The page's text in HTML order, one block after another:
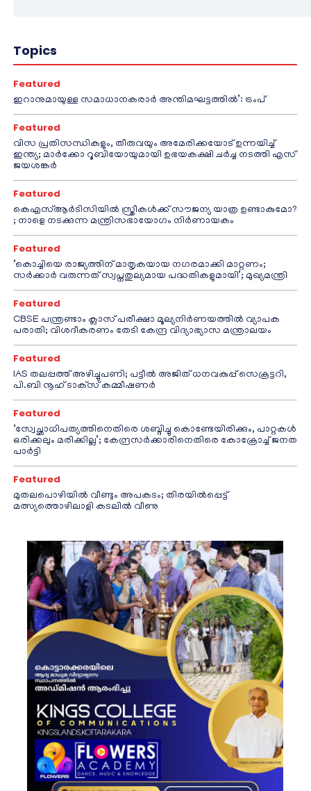
Topics
Featured
ഇറാനുമായുള്ള സമാധാനകരാർ അന്തിമഘട്ടത്തിൽ‌’: ട്രംപ്
Featured
വിസ പ്രതിസന്ധികളും, തീരുവയും അമേരിക്കയോട് ഉന്നയിച്ച്
ഇന്ത്യ; മാർക്കോ റൂബിയോയുമായി ഉഭയകക്ഷി ചർച്ച നടത്തി എസ്
ജയശങ്കർ
Featured
കെഎസ്ആർടിസിയിൽ സ്ത്രീകൾക്ക് സൗജന്യ യാത്ര ഉണ്ടാകുമോ?
; നാളെ നടക്കുന്ന മന്ത്രിസഭായോഗം നിർണായകം
Featured
‘കൊച്ചിയെ രാജ്യത്തിന് മാതൃകയായ നഗരമാക്കി മാറ്റണം;
സർക്കാർ വരുന്നത് സ്വപ്നതുല്യമായ പദ്ധതികളുമായി’; മുഖ്യമന്ത്രി
Featured
CBSE പന്ത്രണ്ടാം ക്ലാസ് പരീക്ഷാ മൂല്യനിർണയത്തിൽ വ്യാപക
പരാതി; വിശദീകരണം തേടി കേന്ദ്ര വിദ്യാഭ്യാസ മന്ത്രാലയം
Featured
IAS തലപ്പത്ത് അഴിച്ചുപണി; പട്ടീല്‍ അജിത് ധനവകുപ്പ് സെക്രട്ടറി,
പി.ബി നൂഹ് ടാക്‌സ് കമ്മീഷണര്‍
Featured
‘സ്വേച്ഛാധിപത്യത്തിനെതിരെ ശബ്ദിച്ചു കൊണ്ടേയിരിക്കും, പാറ്റകൾ
ഒരിക്കലും മരിക്കില്ല’; കേന്ദ്രസർക്കാരിനെതിരെ കോക്രോച്ച് ജനത
പാർട്ടി
Featured
മുതലപൊഴിയിൽ വീണ്ടും അപകടം; തിരയിൽപ്പെട്ട്
മത്സ്യത്തൊഴിലാളി കടലിൽ വീണു